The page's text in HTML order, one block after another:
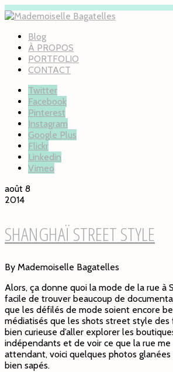
Blog
À PROPOS
PORTFOLIO
CONTACT
Twitter
Facebook
Pinterest
Instagram
Google Plus
Flickr
Linkedin
Vimeo
août 8
2014
SHANGHAÏ STREET STYLE
By Mademoiselle Bagatelles
Alors, ça donne quoi la mode de la rue à
facile de trouver beaucoup de
que les défilés de mode soient encore
médiatisés que les shots street style des
bien curieuse d’aller explorer les
indépendants et de voir ce que la rue me
attendant, voici quelques photos glanées
bien sapés.